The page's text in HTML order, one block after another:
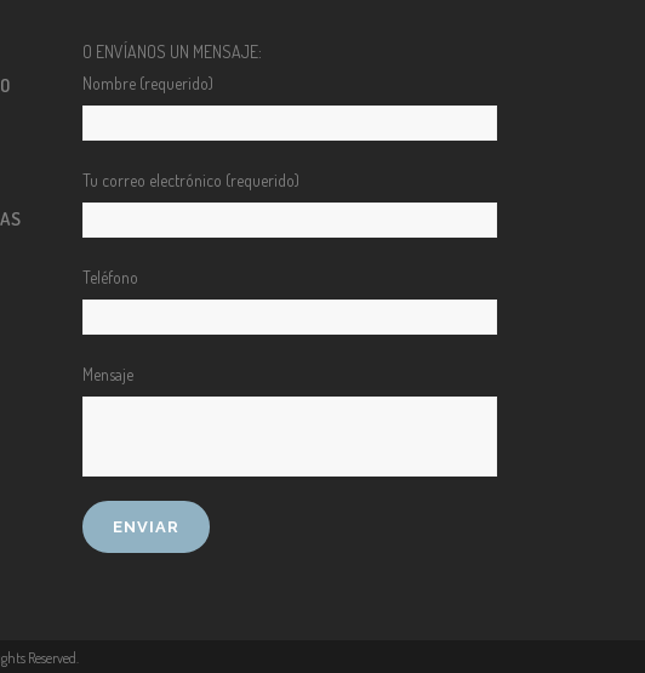
O ENVÍANOS UN MENSAJE:
Nombre (requerido)
Tu correo electrónico (requerido)
Teléfono
Mensaje
Reserved.